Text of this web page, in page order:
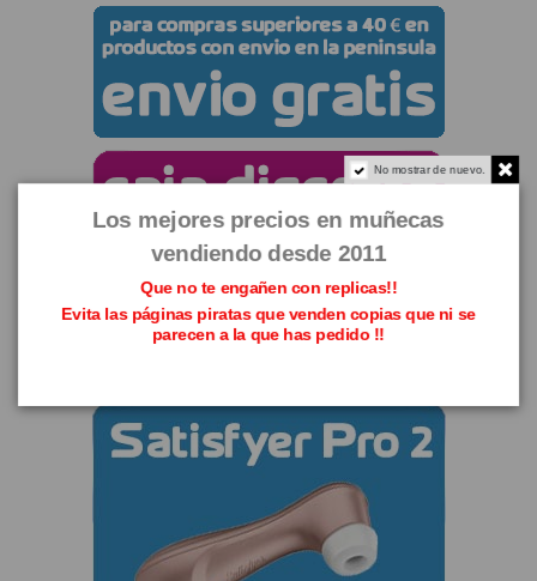
No mostrar de nuevo.
Los mejores precios en muñecas
vendiendo desde 2011
Que no te engañen con replicas!!
Evita las páginas piratas que venden copias que ni se
parecen a la que has pedido !!